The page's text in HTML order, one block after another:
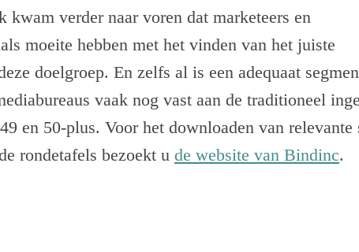
kwam verder naar voren dat marketeers en
moeite hebben met het vinden van het juiste
doelgroep. En zelfs al is een adequaat
vaak nog vast aan de traditioneel
en 50-plus. Voor het downloaden van relevante
rondetafels bezoekt u de website van Bindinc.